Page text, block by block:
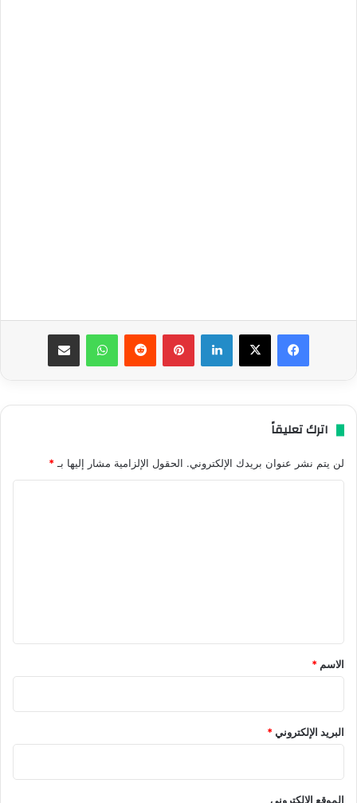
فيسبوك ‫X لينكدإن بينتيريست واتساب مشاركة عبر البريد
اترك تعليقاً
لن يتم نشر عنوان بريدك الإلكتروني. الحقول الإلزامية مشار إليها بـ *
*
الاسم *
البريد الإلكتروني*
الموقع الإلكتروني